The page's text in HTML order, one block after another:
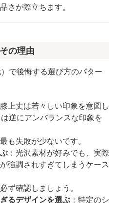
さが際立ちます。
の理由
で後悔する選び方のパター
膝上丈は若々しい印象を意図し
逆にアンバランスな印象を
も失敗が少ないです。
：光沢素材が好みでも、実際
強調されすぎてしまうケース
ず確認しましょう。
るデザインを選ぶ ：特定のシ